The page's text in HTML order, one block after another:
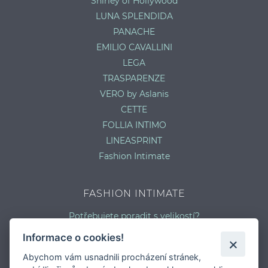
LUNA SPLENDIDA
PANACHE
EMILIO CAVALLINI
LEGA
TRASPARENZE
VERO by Aslanis
CETTE
FOLLIA INTIMO
LINEASPRINT
Fashion Intimate
FASHION INTIMATE
Potřebujete poradit s velikostí?
Jaký typ kalhotek je pro vás vhodný?
Typy podprsenek
Informace o cookies!
Abychom vám usnadnili procházení stránek,